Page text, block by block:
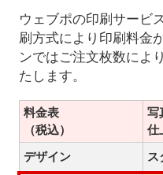
ウェブポの印刷サービ
刷方式により印刷料金
ンではご注文枚数によ
たします。
料金表
（税込）
写
仕
デザイン
ス